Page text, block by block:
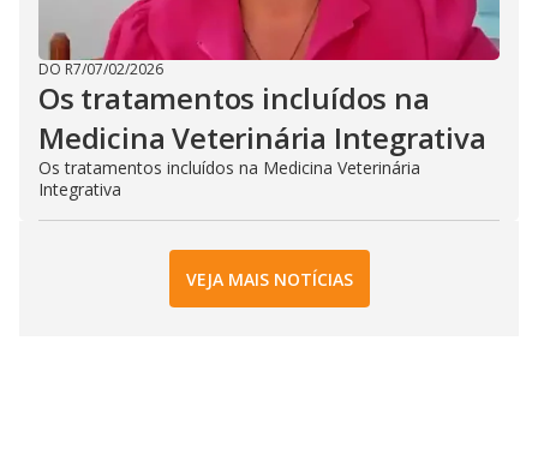
DO R7/07/02/2026
Os tratamentos incluídos na
Medicina Veterinária Integrativa
Os tratamentos incluídos na Medicina Veterinária
Integrativa
VEJA MAIS NOTÍCIAS